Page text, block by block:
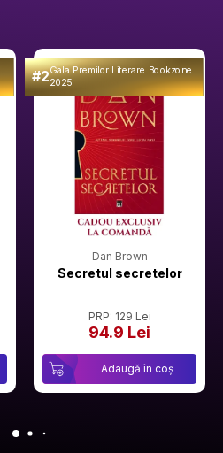
#2Gala Premilor Literare Bookzone
2025
Dan Brown
Secretul secretelor
PRP: 129 Lei
94.9 Lei
Adaugă în coș